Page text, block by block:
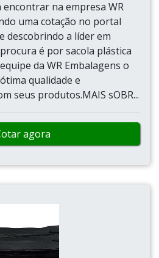
na empresa WR
uma cotação no portal
descobrindo a líder em
é por sacola plástica
da WR Embalagens o
qualidade e
seus produtos.MAIS sOBR...
agora